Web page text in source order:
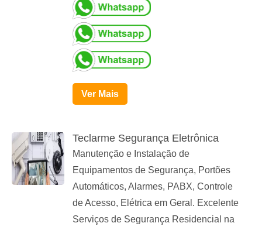
Ver Mais
Teclarme Segurança Eletrônica
Manutenção e Instalação de
Equipamentos de Segurança, Portões
Automáticos, Alarmes, PABX, Controle
de Acesso, Elétrica em Geral. Excelente
Serviços de Segurança Residencial na